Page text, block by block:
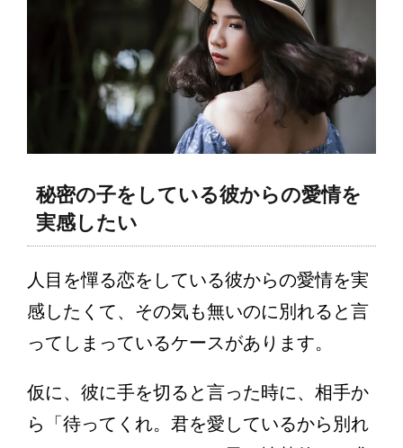
秘密の子をしている彼からの愛情を
実感したい
人目を憚る恋をしている彼からの愛情を実
感したくて、その気も無いのに別れると言
ってしまっているケースがあります。
仮に、彼に手を切ると言った時に、相手か
ら「待ってくれ。君を愛しているから別れ